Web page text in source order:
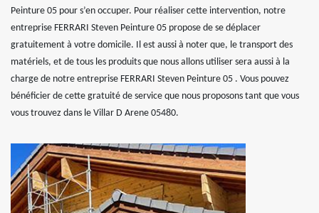
Peinture 05 pour s’en occuper. Pour réaliser cette intervention, notre
entreprise FERRARI Steven Peinture 05 propose de se déplacer
gratuitement à votre domicile. Il est aussi à noter que, le transport des
matériels, et de tous les produits que nous allons utiliser sera aussi à la
charge de notre entreprise FERRARI Steven Peinture 05 . Vous pouvez
bénéficier de cette gratuité de service que nous proposons tant que vous
vous trouvez dans le Villar D Arene 05480.